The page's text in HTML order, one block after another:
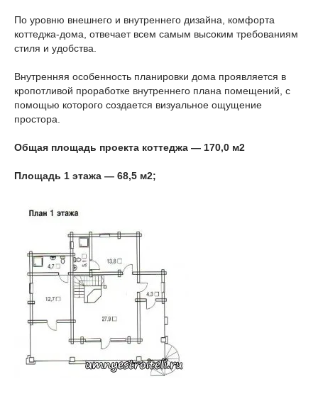
По уровню внешнего и внутреннего дизайна, комфорта
коттеджа-дома, отвечает всем самым высоким требованиям
стиля и удобства.
Внутренняя особенность планировки дома проявляется в
кропотливой проработке внутреннего плана помещений, с
помощью которого создается визуальное ощущение
простора.
Общая площадь проекта коттеджа — 170,0 м2
Площадь 1 этажа — 68,5 м2;